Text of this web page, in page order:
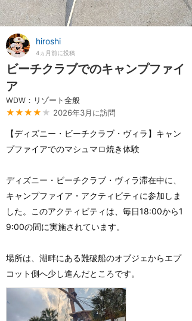
hiroshi
4ヵ月前に投稿
ビーチクラブでのキャンプファイ
ア
WDW：リゾート全般
★★★★ ★ 2026年3月に訪問
【ディズニー・ビーチクラブ・ヴィラ】キャン
プファイアでのマシュマロ焼き体験
ディズニー・ビーチクラブ・ヴィラ滞在中に、
キャンプファイア・アクティビティに参加しま
した。このアクティビティは、毎日18:00から1
9:00の間に実施されています。
場所は、湖畔にある難破船のオブジェからエプ
コット側へ少し進んだところです。